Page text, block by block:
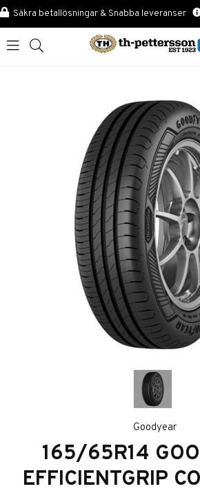
Säkra betallösningar & Snabba leveranser
Goodyear
165/65R14
EFFICIENTGRIP